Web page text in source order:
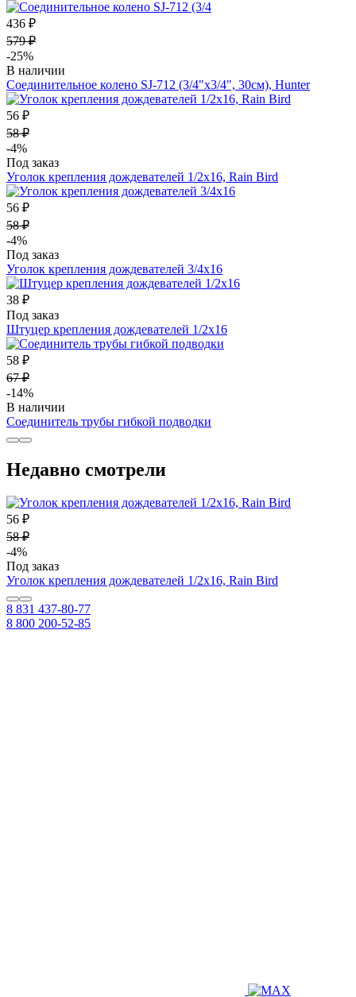
436 ₽
579 ₽
-25%
В наличии
Соединительное колено SJ-712 (3/4"х3/4", 30см), Hunter
56 ₽
58 ₽
-4%
Под заказ
Уголок крепления дождевателей 1/2х16, Rain Bird
56 ₽
58 ₽
-4%
Под заказ
Уголок крепления дождевателей 3/4х16
38 ₽
Под заказ
Штуцер крепления дождевателей 1/2х16
58 ₽
67 ₽
-14%
В наличии
Соединитель трубы гибкой подводки
Недавно смотрели
56 ₽
58 ₽
-4%
Под заказ
Уголок крепления дождевателей 1/2х16, Rain Bird
8 831 437-80-77
8 800 200-52-85